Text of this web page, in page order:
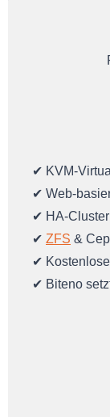
✔ KVM-
✔ Web-
✔ HA-
✔ ZFS &
✔
✔ Biteno